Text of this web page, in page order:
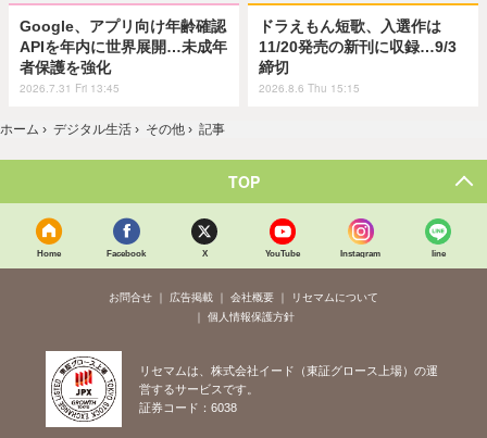
Google、アプリ向け年齢確認
APIを年内に世界展開…未成年
者保護を強化
2026.7.31 Fri 13:45
ドラえもん短歌、入選作は
11/20発売の新刊に収録…9/3
締切
2026.8.6 Thu 15:15
ホーム › デジタル生活 › その他 › 記事
TOP
Home Facebook X YouTube Instagram line
お問合せ 広告掲載 会社概要
リセマムについて
個人情報保護方針
リセマムは、株式会社イード（東証グロース上場）の運
営するサービスです。
証券コード：6038